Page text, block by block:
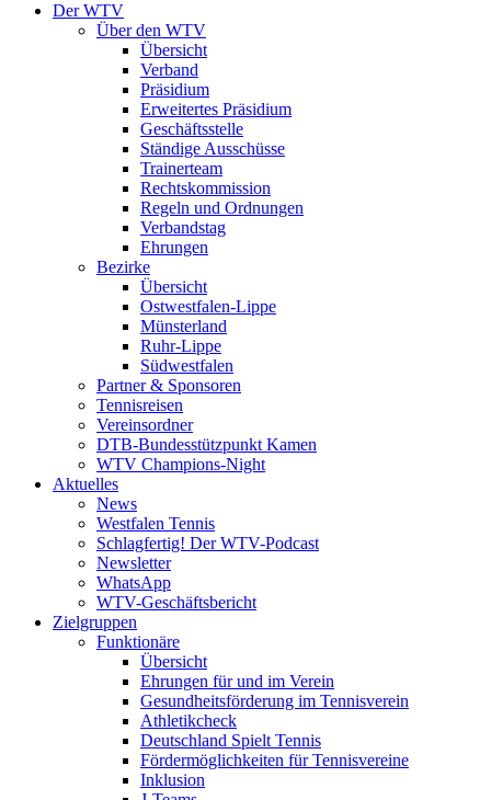
Der WTV
Über den WTV
Übersicht
Verband
Präsidium
Erweitertes Präsidium
Geschäftsstelle
Ständige Ausschüsse
Trainerteam
Rechtskommission
Regeln und Ordnungen
Verbandstag
Ehrungen
Bezirke
Übersicht
Ostwestfalen-Lippe
Münsterland
Ruhr-Lippe
Südwestfalen
Partner & Sponsoren
Tennisreisen
Vereinsordner
DTB-Bundesstützpunkt Kamen
WTV Champions-Night
Aktuelles
News
Westfalen Tennis
Schlagfertig! Der WTV-Podcast
Newsletter
WhatsApp
WTV-Geschäftsbericht
Zielgruppen
Funktionäre
Übersicht
Ehrungen für und im Verein
Gesundheitsförderung im Tennisverein
Athletikcheck
Deutschland Spielt Tennis
Fördermöglichkeiten für Tennisvereine
Inklusion